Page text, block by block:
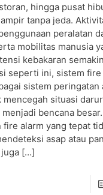
hingga pusat
tanpa jeda.
peralatan
mobilitas manusia
kebakaran
seperti ini, sistem fire
sistem peringatan
mencegah situasi
bencana besar.
fire alarm yang tepat
asap atau
[…]